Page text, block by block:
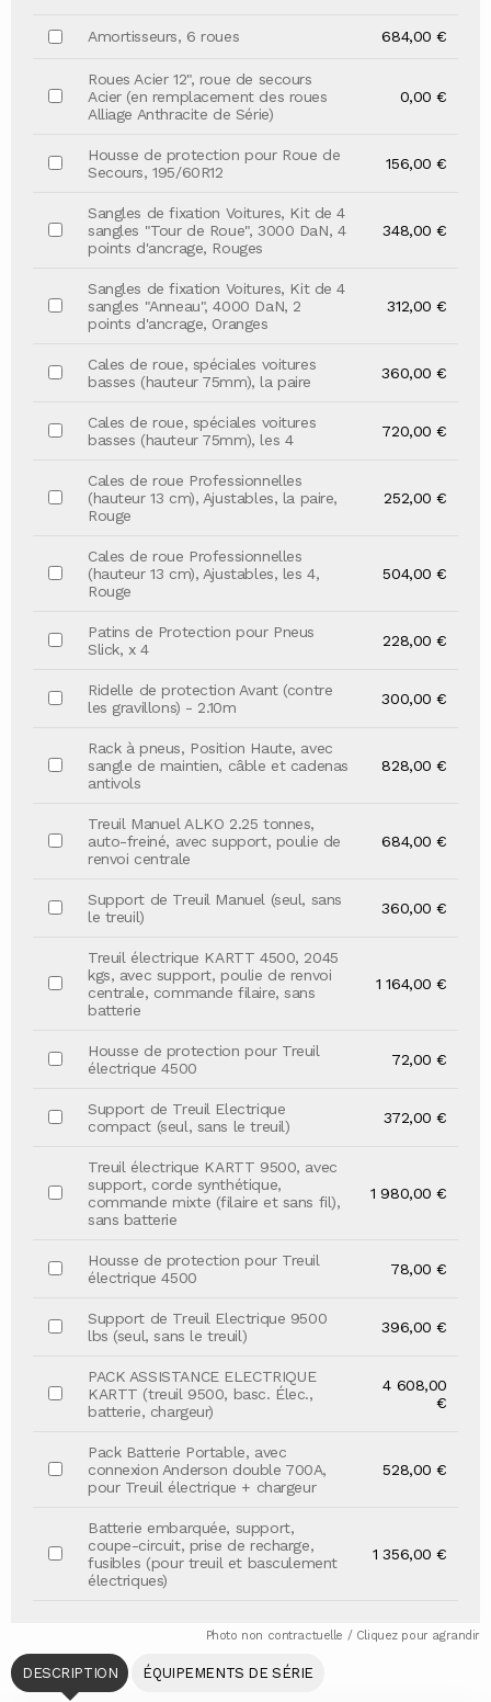
Amortisseurs, 6 roues 684,00 €
Roues Acier 12", roue de secours
Acier (en remplacement des roues
Alliage Anthracite de Série)
0,00 €
Housse de protection pour Roue de
Secours, 195/60R12
156,00 €
Sangles de fixation Voitures, Kit de 4
sangles "Tour de Roue", 3000 DaN, 4
points d'ancrage, Rouges
348,00 €
Sangles de fixation Voitures, Kit de 4
sangles "Anneau", 4000 DaN, 2
points d'ancrage, Oranges
312,00 €
Cales de roue, spéciales voitures
basses (hauteur 75mm), la paire
360,00 €
Cales de roue, spéciales voitures
basses (hauteur 75mm), les 4
720,00 €
Cales de roue Professionnelles
(hauteur 13 cm), Ajustables, la paire,
Rouge
252,00 €
Cales de roue Professionnelles
(hauteur 13 cm), Ajustables, les 4,
Rouge
504,00 €
Patins de Protection pour Pneus
Slick, x 4
228,00 €
Ridelle de protection Avant (contre
les gravillons) - 2.10m
300,00 €
Rack à pneus, Position Haute, avec
sangle de maintien, câble et cadenas
antivols
828,00 €
Treuil Manuel ALKO 2.25 tonnes,
auto-freiné, avec support, poulie de
renvoi centrale
684,00 €
Support de Treuil Manuel (seul, sans
le treuil)
360,00 €
Treuil électrique KARTT 4500, 2045
kgs, avec support, poulie de renvoi
centrale, commande filaire, sans
batterie
1 164,00 €
Housse de protection pour Treuil
électrique 4500
72,00 €
Support de Treuil Electrique
compact (seul, sans le treuil)
372,00 €
Treuil électrique KARTT 9500, avec
support, corde synthétique,
commande mixte (filaire et sans fil),
sans batterie
1 980,00 €
Housse de protection pour Treuil
électrique 4500
78,00 €
Support de Treuil Electrique 9500
lbs (seul, sans le treuil)
396,00 €
PACK ASSISTANCE ELECTRIQUE
KARTT (treuil 9500, basc. Élec.,
batterie, chargeur)
4 608,00
€
Pack Batterie Portable, avec
connexion Anderson double 700A,
pour Treuil électrique + chargeur
528,00 €
Batterie embarquée, support,
coupe-circuit, prise de recharge,
fusibles (pour treuil et basculement
électriques)
1 356,00 €
Photo non contractuelle / Cliquez pour agrandir
DESCRIPTION ÉQUIPEMENTS DE SÉRIE